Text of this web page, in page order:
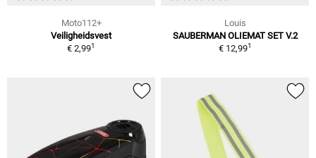
Moto112+
Veiligheidsvest
€ 2,991
Louis
SAUBERMAN OLIEMAT SET V.2
€ 12,991